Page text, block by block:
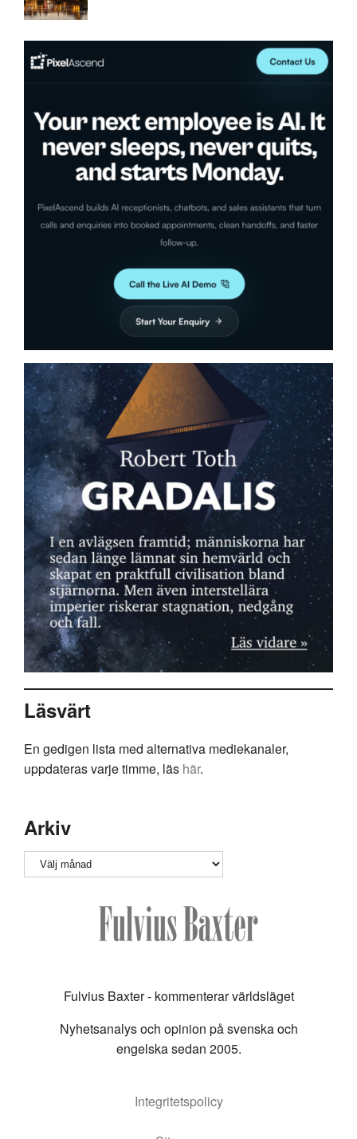
Läsvärt
En gedigen lista med alternativa mediekanaler,
uppdateras varje timme, läs här.
Arkiv
Arkiv
Fulvius Baxter - kommenterar världsläget
Nyhetsanalys och opinion på svenska och
engelska sedan 2005.
Integritetspolicy